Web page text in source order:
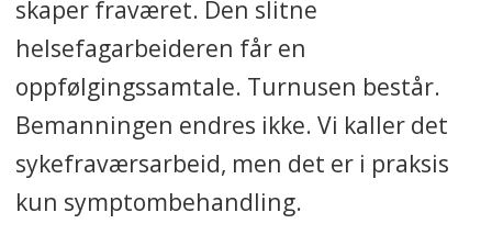
skaper fraværet. Den slitne
helsefagarbeideren får en
oppfølgingssamtale. Turnusen består.
Bemanningen endres ikke. Vi kaller det
sykefraværsarbeid, men det er i praksis
kun symptombehandling.